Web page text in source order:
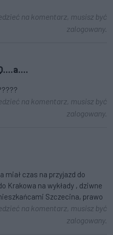
na komentarz, musisz być
zalogowany.
na komentarz, musisz być
zalogowany.
miał czas na przyjazd do
Krakowa na wykłady , dziwne
Szczecina, prawo
na komentarz, musisz być
zalogowany.